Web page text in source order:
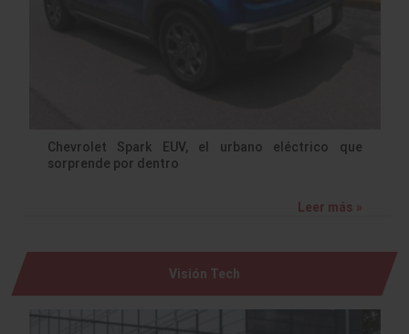
Chevrolet Spark EUV, el urbano eléctrico que
sorprende por dentro
Leer más »
Visión Tech